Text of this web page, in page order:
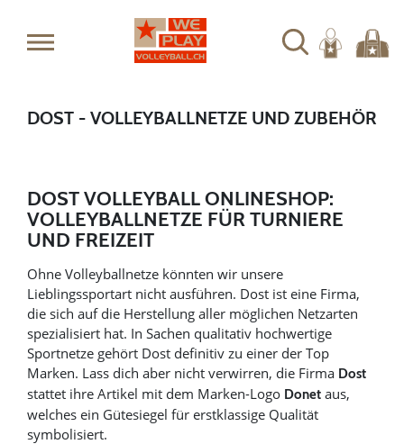
DOST - VOLLEYBALLNETZE UND ZUBEHÖR
DOST VOLLEYBALL ONLINESHOP:
VOLLEYBALLNETZE FÜR TURNIERE
UND FREIZEIT
Ohne Volleyballnetze könnten wir unsere
Lieblingssportart nicht ausführen. Dost ist eine Firma,
die sich auf die Herstellung aller möglichen Netzarten
spezialisiert hat. In Sachen qualitativ hochwertige
Sportnetze gehört Dost definitiv zu einer der Top
Marken. Lass dich aber nicht verwirren, die Firma Dost
stattet ihre Artikel mit dem Marken-Logo Donet aus,
welches ein Gütesiegel für erstklassige Qualität
symbolisiert.